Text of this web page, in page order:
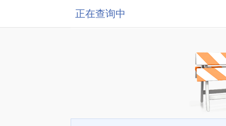
正在查询中